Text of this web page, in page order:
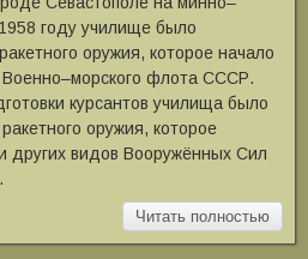
году училище было
оружия, которое начало
Военно–морского флота СССР.
курсантов училища было
оружия, которое
других видов Вооружённых Сил
Читать полностью